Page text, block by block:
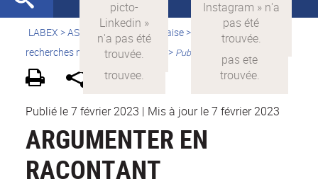
LABEX >ASLAN > Version française>
Quelles sont les
recherches menées par ASLAN ?
> Publications
Publié le 7 février 2023 | Mis à jour le 7 février 2023
ARGUMENTER EN
RACONTANT